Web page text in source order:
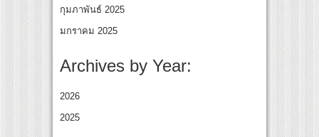
กุมภาพันธ์ 2025
มกราคม 2025
Archives by Year:
2026
2025